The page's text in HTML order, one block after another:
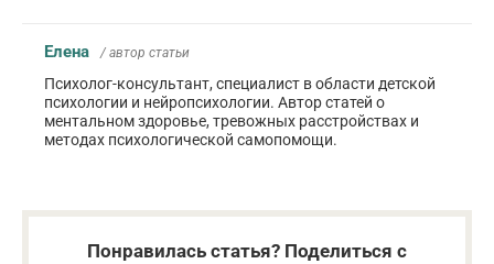
Елена / автор статьи
Психолог-консультант, специалист в области детской
психологии и нейропсихологии. Автор статей о
ментальном здоровье, тревожных расстройствах и
методах психологической самопомощи.
Понравилась статья? Поделиться с